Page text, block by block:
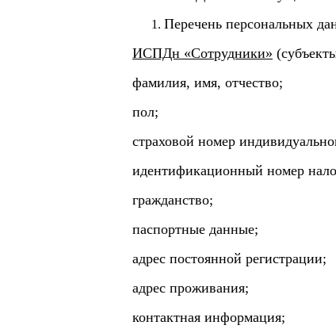
Перечень персональных
ИСПДн «Сотрудники»
фамилия, имя, отчество;
пол;
страховой номер
идентификационный номер
гражданство;
паспортные данные;
адрес постоянной регистрации;
адрес проживания;
контактная информация;